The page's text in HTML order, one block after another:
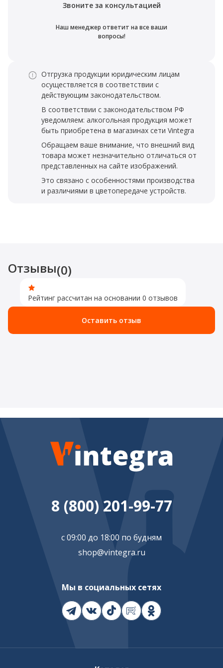
Звоните за консультацией
Наш менеджер ответит на все ваши
вопросы!
Отгрузка продукции юридическим лицам
осуществляется в соответствии с
действующим законодательством.
В соответствии с законодательством РФ
уведомляем: алкогольная продукция может
быть приобретена в магазинах сети Vintegra
Обращаем ваше внимание, что внешний вид
товара может незначительно отличаться от
представленных на сайте изображений.
Это связано с особенностями производства
и различиями в цветопередаче устройств.
Отзывы(0)
Рейтинг рассчитан на основании 0 отзывов
Оставить отзыв
8 (800) 201-99-77
с 09:00 до 18:00 по будням
shop@vintegra.ru
Мы в социальных сетях